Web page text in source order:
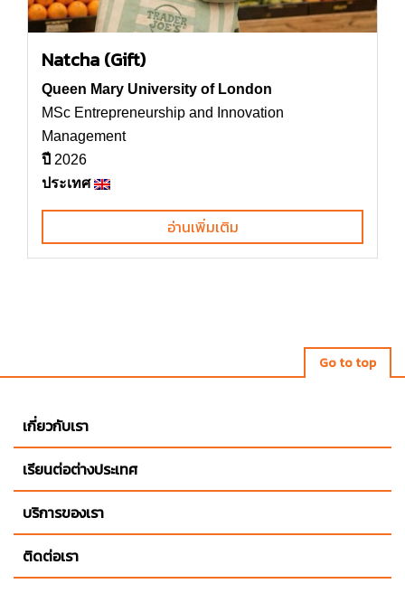
Natcha (Gift)
Queen Mary University of London
MSc Entrepreneurship and Innovation
Management
ปี 2026
ประเทศ
อ่านเพิ่มเติม
Go to top
เกี่ยวกับเรา
เรียนต่อต่างประเทศ
บริการของเรา
ติดต่อเรา